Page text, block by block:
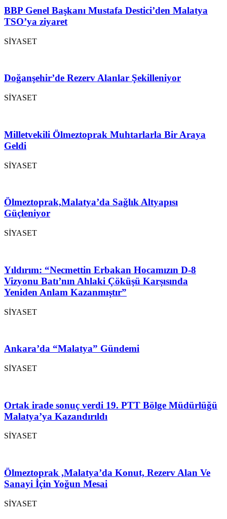
BBP Genel Başkanı Mustafa Destici’den Malatya
TSO’ya ziyaret
SİYASET
Doğanşehir’de Rezerv Alanlar Şekilleniyor
SİYASET
Milletvekili Ölmeztoprak Muhtarlarla Bir Araya
Geldi
SİYASET
Ölmeztoprak,Malatya’da Sağlık Altyapısı
Güçleniyor
SİYASET
Yıldırım: “Necmettin Erbakan Hocamızın D-8
Vizyonu Batı’nın Ahlaki Çöküşü Karşısında
Yeniden Anlam Kazanmıştır”
SİYASET
Ankara’da “Malatya” Gündemi
SİYASET
Ortak irade sonuç verdi 19. PTT Bölge Müdürlüğü
Malatya’ya Kazandırıldı
SİYASET
Ölmeztoprak ,Malatya’da Konut, Rezerv Alan Ve
Sanayi İçin Yoğun Mesai
SİYASET